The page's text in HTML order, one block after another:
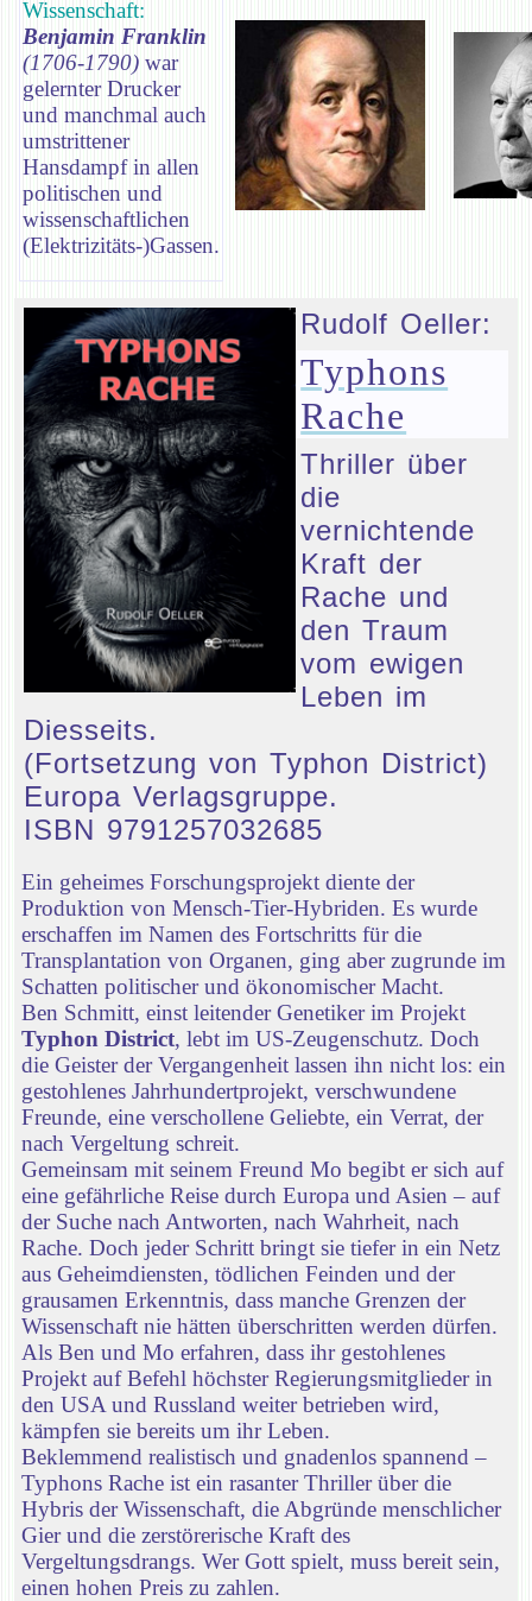
Wissenschaft:
Benjamin Franklin
(1706-1790) war
gelernter Drucker
und manchmal auch
umstrittener
Hansdampf in allen
politischen und
wissenschaftlichen
(Elektrizitäts-)Gassen.
Rudolf Oeller:
Typhons
Rache
Thriller über
die
vernichtende
Kraft der
Rache und
den Traum
vom ewigen
Leben im
Diesseits.
(Fortsetzung von Typhon District)
Europa Verlagsgruppe.
ISBN 9791257032685
Ein geheimes Forschungsprojekt diente der
Produktion von Mensch-Tier-Hybriden. Es wurde
erschaffen im Namen des Fortschritts für die
Transplantation von Organen, ging aber zugrunde im
Schatten politischer und ökonomischer Macht.
Ben Schmitt, einst leitender Genetiker im Projekt
Typhon District, lebt im US-Zeugenschutz. Doch
die Geister der Vergangenheit lassen ihn nicht los: ein
gestohlenes Jahrhundertprojekt, verschwundene
Freunde, eine verschollene Geliebte, ein Verrat, der
nach Vergeltung schreit.
Gemeinsam mit seinem Freund Mo begibt er sich auf
eine gefährliche Reise durch Europa und Asien – auf
der Suche nach Antworten, nach Wahrheit, nach
Rache. Doch jeder Schritt bringt sie tiefer in ein Netz
aus Geheimdiensten, tödlichen Feinden und der
grausamen Erkenntnis, dass manche Grenzen der
Wissenschaft nie hätten überschritten werden dürfen.
Als Ben und Mo erfahren, dass ihr gestohlenes
Projekt auf Befehl höchster Regierungsmitglieder in
den USA und Russland weiter betrieben wird,
kämpfen sie bereits um ihr Leben.
Beklemmend realistisch und gnadenlos spannend –
Typhons Rache ist ein rasanter Thriller über die
Hybris der Wissenschaft, die Abgründe menschlicher
Gier und die zerstörerische Kraft des
Vergeltungsdrangs. Wer Gott spielt, muss bereit sein,
einen hohen Preis zu zahlen.